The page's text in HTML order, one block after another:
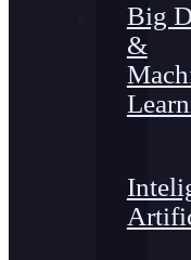
Big
&